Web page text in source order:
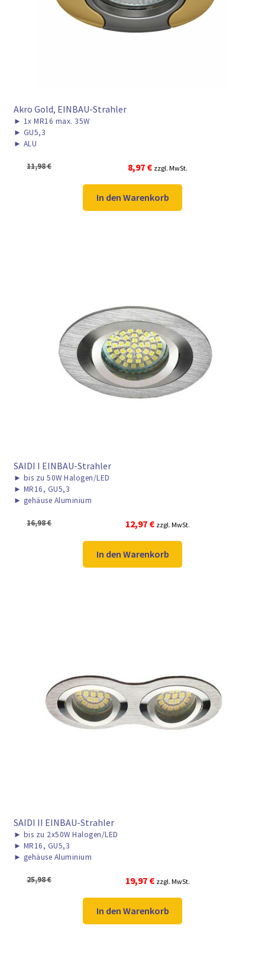
► ZAHLARTEN
► VERSANDARTEN
Akro Gold, EINBAU-Strahler
► 1x MR16 max. 35W
► GU5,3
► ALU
11,98€
Ursprünglicher
Preis
war:
11,98 €
8,97 €Aktueller
Preis
ist:
8,97 €.
zzgl. MwSt.
In den Warenkorb
SAIDI I EINBAU-Strahler
► bis zu 50W Halogen/LED
► MR16, GU5,3
► gehäuse Aluminium
16,98€
Ursprünglicher
Preis
war:
16,98 €
12,97 €Aktueller
Preis
ist:
12,97 €.
zzgl. MwSt.
In den Warenkorb
SAIDI II EINBAU-Strahler
► bis zu 2x50W Halogen/LED
► MR16, GU5,3
► gehäuse Aluminium
25,98€
Ursprünglicher
Preis
war:
25,98 €
19,97 €Aktueller
Preis
ist:
19,97 €.
zzgl. MwSt.
In den Warenkorb